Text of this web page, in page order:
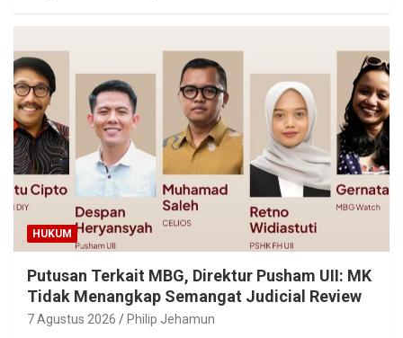
HUKUM
Putusan Terkait MBG, Direktur Pusham UII: MK
Tidak Menangkap Semangat Judicial Review
7 Agustus 2026 Philip Jehamun